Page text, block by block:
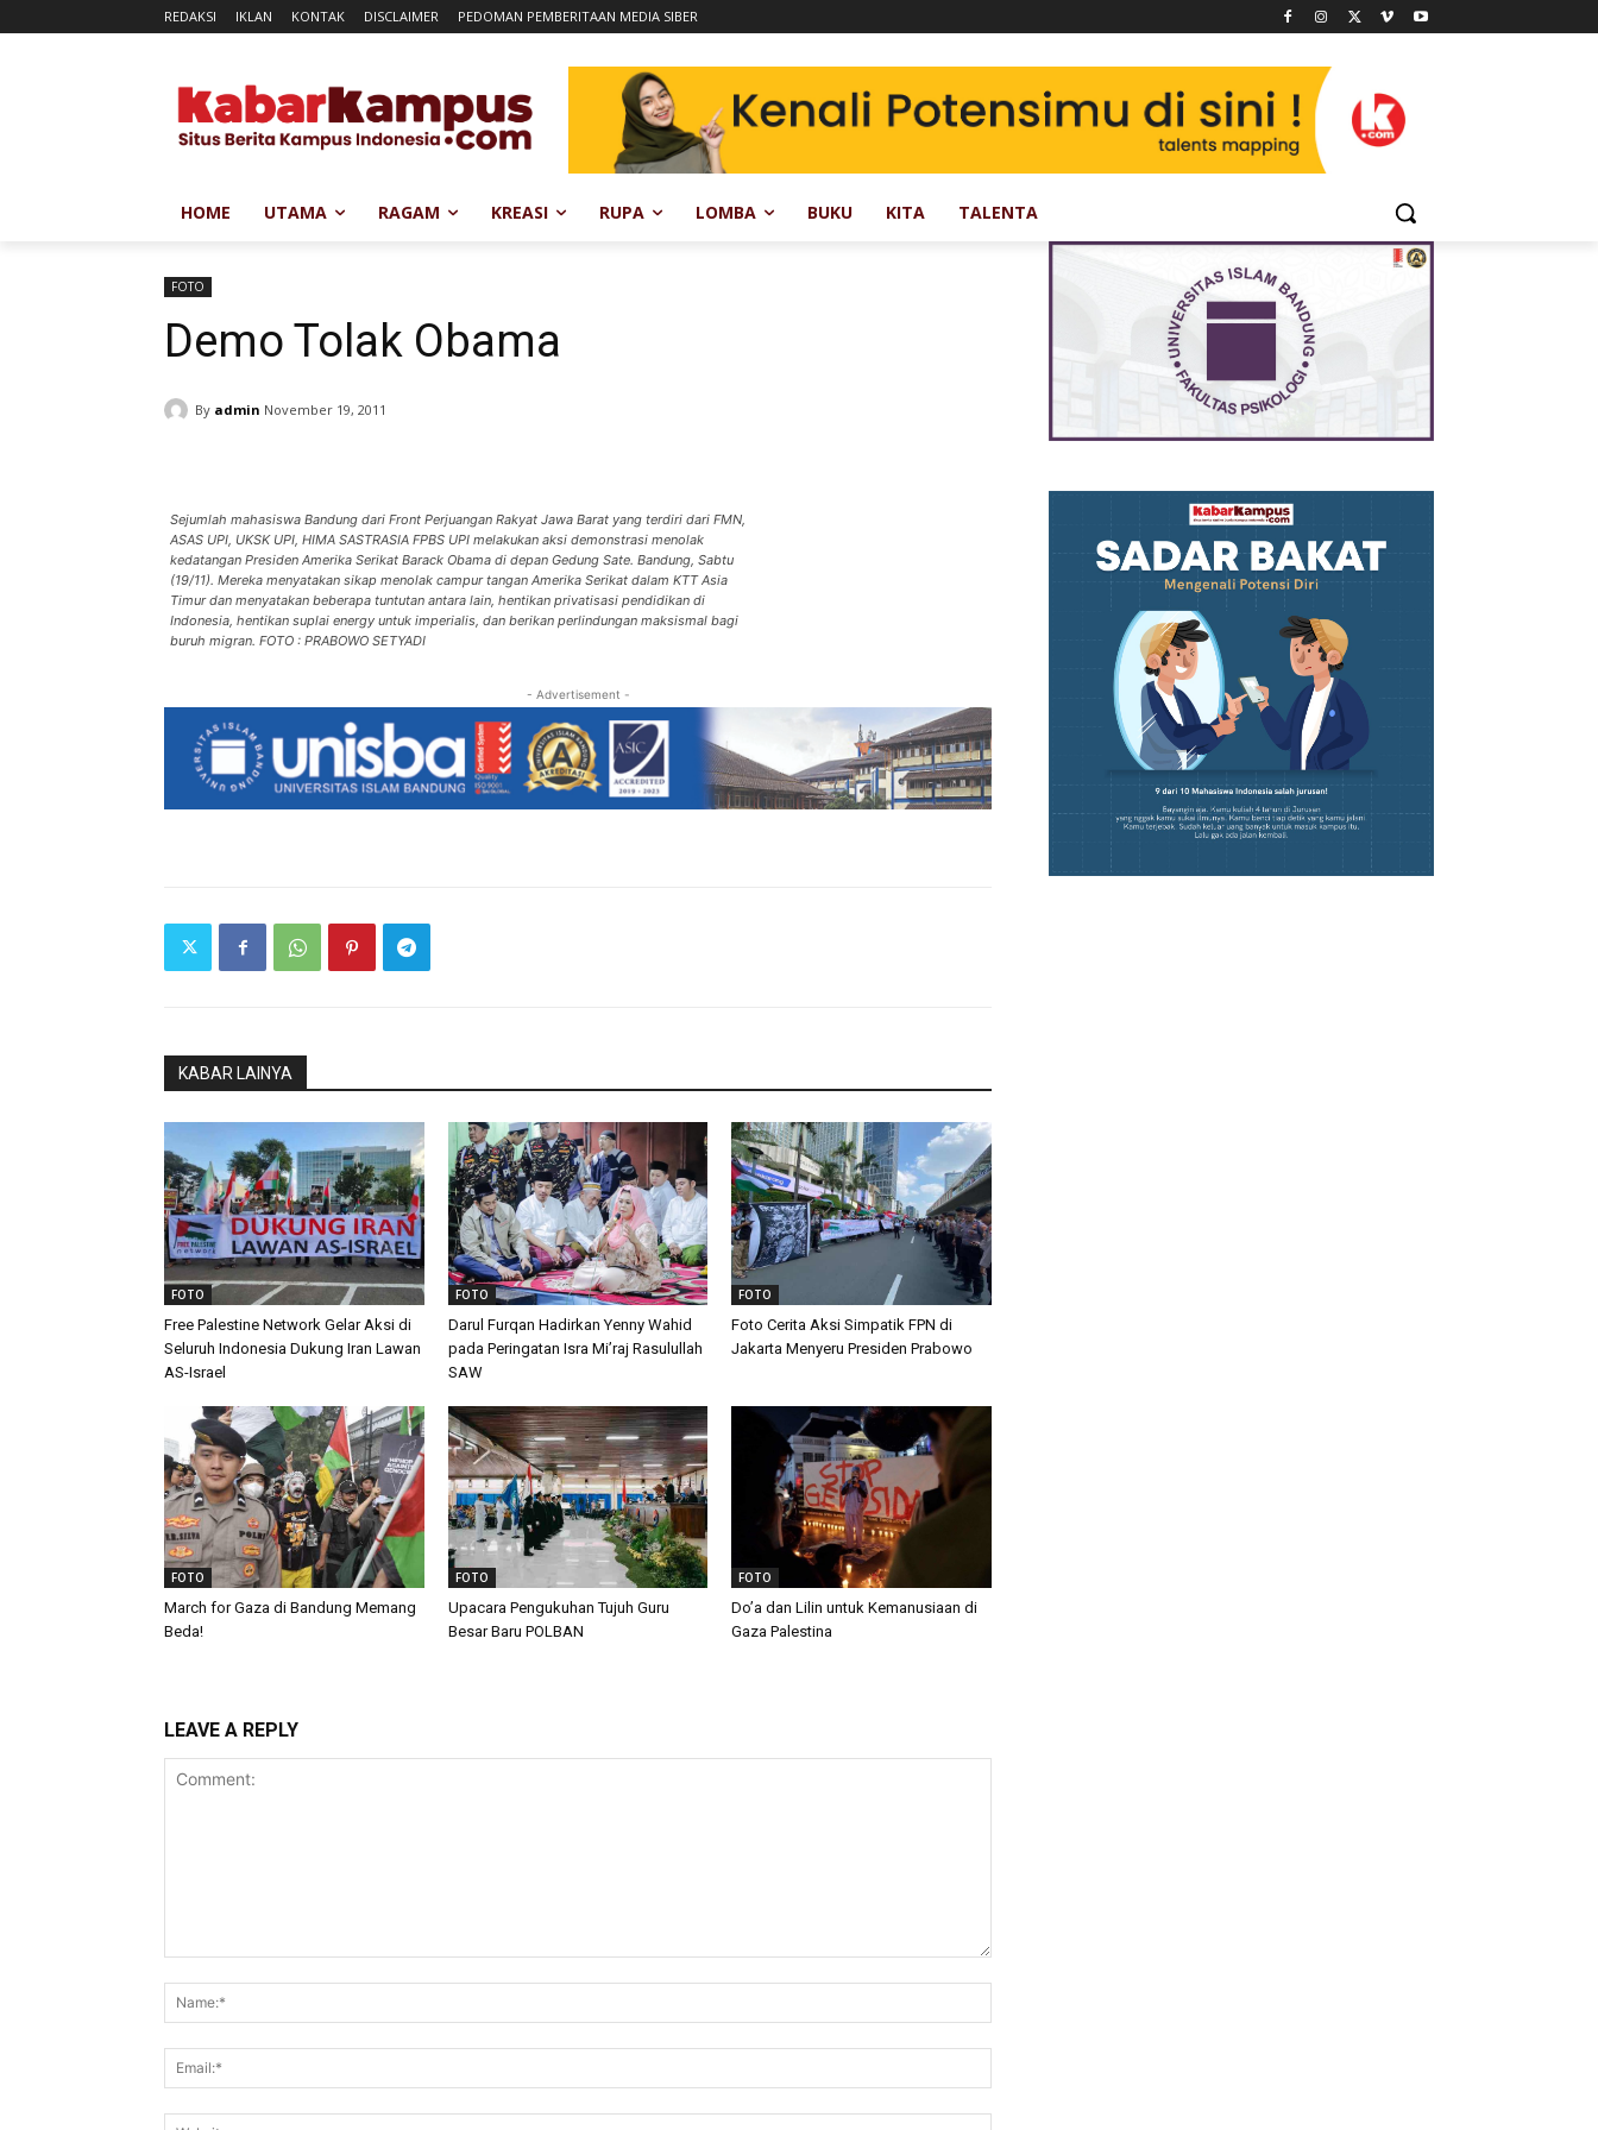
REDAKSI IKLAN KONTAK DISCLAIMER PEDOMAN PEMBERITAAN MEDIA SIBER
HOME UTAMA RAGAM KREASI RUPA LOMBA BUKU KITA TALENTA
FOTO
Demo Tolak Obama
By admin November 19, 2011
Sejumlah mahasiswa Bandung dari Front Perjuangan Rakyat Jawa Barat yang terdiri dari FMN,
ASAS UPI, UKSK UPI, HIMA SASTRASIA FPBS UPI melakukan aksi demonstrasi menolak
kedatangan Presiden Amerika Serikat Barack Obama di depan Gedung Sate. Bandung, Sabtu
(19/11). Mereka menyatakan sikap menolak campur tangan Amerika Serikat dalam KTT Asia
Timur dan menyatakan beberapa tuntutan antara lain, hentikan privatisasi pendidikan di
Indonesia, hentikan suplai energy untuk imperialis, dan berikan perlindungan maksismal bagi
buruh migran. FOTO : PRABOWO SETYADI
- Advertisement -
KABAR LAINYA
FOTO
Free Palestine Network Gelar Aksi di
Seluruh Indonesia Dukung Iran Lawan
AS-Israel
FOTO
Darul Furqan Hadirkan Yenny Wahid
pada Peringatan Isra Mi’raj Rasulullah
SAW
FOTO
Foto Cerita Aksi Simpatik FPN di
Jakarta Menyeru Presiden Prabowo
FOTO
March for Gaza di Bandung Memang
Beda!
FOTO
Upacara Pengukuhan Tujuh Guru
Besar Baru POLBAN
FOTO
Do’a dan Lilin untuk Kemanusiaan di
Gaza Palestina
LEAVE A REPLY